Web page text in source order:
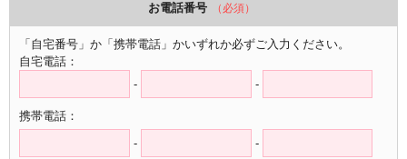
お電話番号 （必須）
「自宅番号」か「携帯電話」かいずれか必ずご入力ください。
自宅電話：
-
-
携帯電話：
-
-